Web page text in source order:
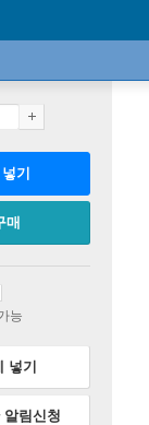
기
매
능
넣기
림신청